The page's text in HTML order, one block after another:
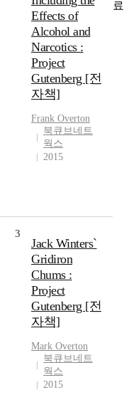
Effects of
Alcohol and
Narcotics :
Project
Gutenberg [전
자책]
Frank Overton
북큐브네트
웍스
2015
3
Jack Winters`
Gridiron
Chums :
Project
Gutenberg [전
자책]
Mark Overton
북큐브네트
웍스
2015
료